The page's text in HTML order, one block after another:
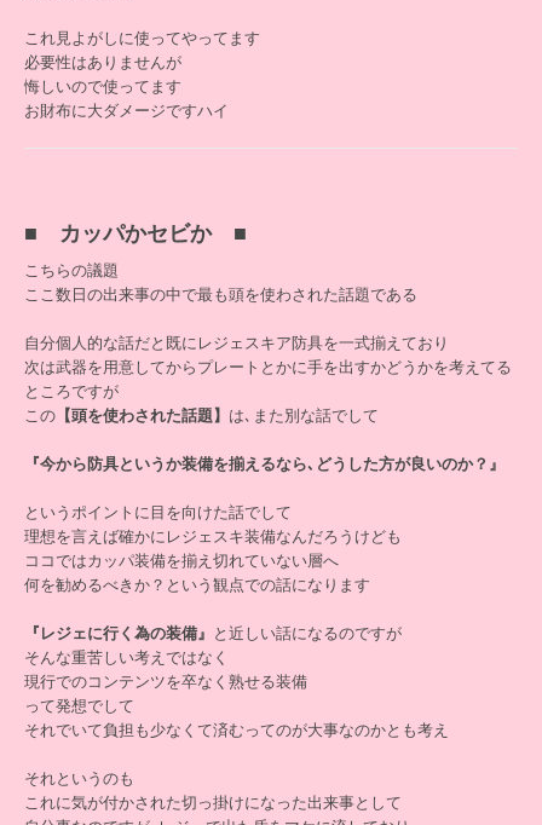
これ見よがしに使ってやってます
必要性はありませんが
悔しいので使ってます
お財布に大ダメージですハイ
■ カッパかセビか ■
こちらの議題
ここ数日の出来事の中で最も頭を使わされた話題である
自分個人的な話だと既にレジェスキア防具を一式揃えており
次は武器を用意してからプレートとかに手を出すかどうかを考えてる
ところですが
この 【頭を使わされた話題】 は､また別な話でして
『今から防具というか装備を揃えるなら､どうした方が良いのか？』
というポイントに目を向けた話でして
理想を言えば確かにレジェスキ装備なんだろうけども
ココではカッパ装備を揃え切れていない層へ
何を勧めるべきか？という観点での話になります
『レジェに行く為の装備』 と近しい話になるのですが
そんな重苦しい考えではなく
現行でのコンテンツを卒なく熟せる装備
って発想でして
それでいて負担も少なくて済むってのが大事なのかとも考え
それというのも
これに気が付かされた切っ掛けになった出来事として